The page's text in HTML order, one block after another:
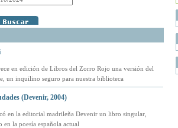
en edición de Libros del Zorro Rojo una versión del
un inquilino seguro para nuestra biblioteca
(Devenir, 2004)
en la editorial madrileña Devenir un libro singular,
la poesía española actual